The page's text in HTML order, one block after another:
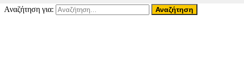
Αναζήτηση για: